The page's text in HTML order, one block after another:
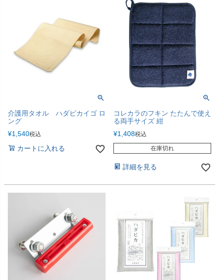
介護用タオル ハダピカイゴ ロ
ング
¥1,540税込
カートに入れる
コレカラのフキン たたんで使え
る両手サイズ 紺
¥1,408税込
在庫切れ
詳細を見る